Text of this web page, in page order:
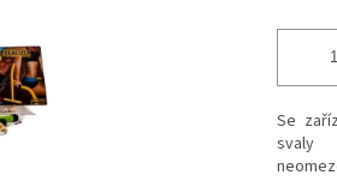
Se
svaly